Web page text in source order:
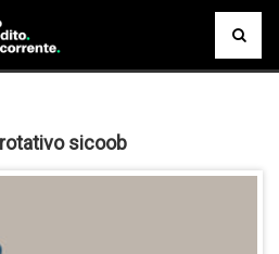
sicoob